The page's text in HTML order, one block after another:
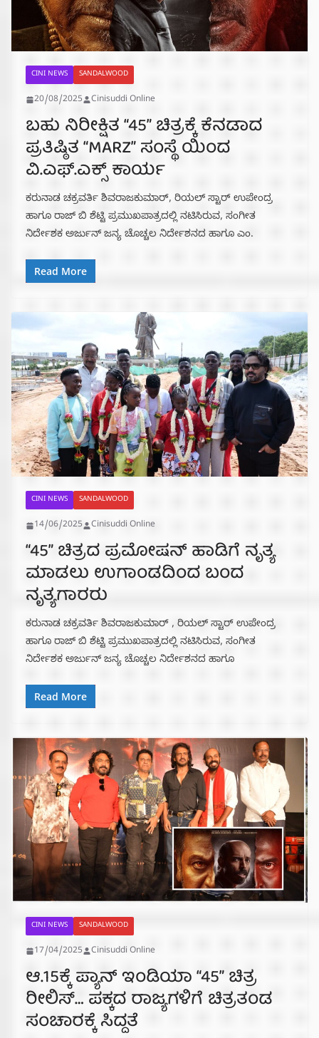
CINI NEWS SANDALWOOD
20/08/2025 Cinisuddi Online
ಬಹು ನಿರೀಕ್ಷಿತ “45” ಚಿತ್ರಕ್ಕೆ ಕೆನಡಾದ
ಪ್ರತಿಷ್ಠಿತ “MARZ” ಸಂಸ್ಥೆ ಯಿಂದ
ವಿ.ಎಫ್.ಎಕ್ಸ್ ಕಾರ್ಯ
ಕರುನಾಡ ಚಕ್ರವರ್ತಿ ಶಿವರಾಜಕುಮಾರ್, ರಿಯಲ್ ಸ್ಟಾರ್ ಉಪೇಂದ್ರ
ಹಾಗೂ ರಾಜ್ ಬಿ ಶೆಟ್ಟಿ ಪ್ರಮುಖಪಾತ್ರದಲ್ಲಿ ನಟಿಸಿರುವ, ಸಂಗೀತ
ನಿರ್ದೇಶಕ ಅರ್ಜುನ್ ಜನ್ಯ ಚೊಚ್ಚಲ ನಿರ್ದೇಶನದ ಹಾಗೂ ಎಂ.
Read More
CINI NEWS SANDALWOOD
14/06/2025 Cinisuddi Online
“45” ಚಿತ್ರದ ಪ್ರಮೋಷನ್ ಹಾಡಿಗೆ ನೃತ್ಯ
ಮಾಡಲು ಉಗಾಂಡದಿಂದ ಬಂದ
ನೃತ್ಯಗಾರರು
ಕರುನಾಡ ಚಕ್ರವರ್ತಿ ಶಿವರಾಜಕುಮಾರ್ , ರಿಯಲ್ ಸ್ಟಾರ್ ಉಪೇಂದ್ರ
ಹಾಗೂ ರಾಜ್ ಬಿ ಶೆಟ್ಟಿ ಪ್ರಮುಖಪಾತ್ರದಲ್ಲಿ ನಟಿಸಿರುವ, ಸಂಗೀತ
ನಿರ್ದೇಶಕ ಅರ್ಜುನ್ ಜನ್ಯ ಚೊಚ್ಚಲ ನಿರ್ದೇಶನದ ಹಾಗೂ
Read More
CINI NEWS SANDALWOOD
17/04/2025 Cinisuddi Online
ಆ.15ಕ್ಕೆ ಪ್ಯಾನ್ ಇಂಡಿಯಾ “45” ಚಿತ್ರ
ರೀಲಿಸ್… ಪಕ್ಕದ ರಾಜ್ಯಗಳಿಗೆ ಚಿತ್ರತಂಡ
ಸಂಚಾರಕ್ಕೆ ಸಿದ್ದತೆ